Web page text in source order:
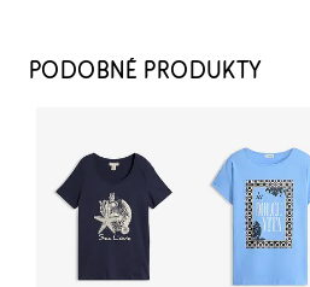
13,99 €
Džínsy, Loose, rovné, vysoký pás
26,99 €
PRIDAŤ DO KOŠÍKA
Tenisky s animal detailmi
PODOBNÉ PRODUKTY